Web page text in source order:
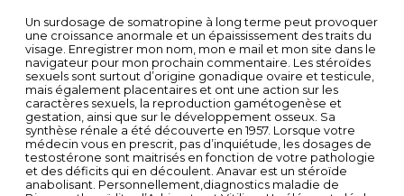
Un surdosage de somatropine à long terme peut provoquer
une croissance anormale et un épaississement des traits du
visage. Enregistrer mon nom, mon e mail et mon site dans le
navigateur pour mon prochain commentaire. Les stéroïdes
sexuels sont surtout d’origine gonadique ovaire et testicule,
mais également placentaires et ont une action sur les
caractères sexuels, la reproduction gamétogenèse et
gestation, ainsi que sur le développement osseux. Sa
synthèse rénale a été découverte en 1957. Lorsque votre
médecin vous en prescrit, pas d’inquiétude, les dosages de
testostérone sont maitrisés en fonction de votre pathologie
et des déficits qui en découlent. Anavar est un stéroïde
anabolisant. Personnellement,diagnostics maladie de